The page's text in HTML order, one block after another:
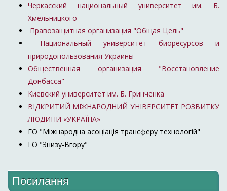
Черкасский национальный университет им. Б.
Хмельницкого
Правозащитная организация "Общая Цель"
Национальный университет биоресурсов и
природопользования Украины
Общественная организация "Восстановление
Донбасса"
Киевский университет им. Б. Гринченка
ВІДКРИТИЙ МІЖНАРОДНИЙ УНІВЕРСИТЕТ РОЗВИТКУ
ЛЮДИНИ «УКРАЇНА»
ГО "Міжнародна асоціація трансферу технологій"
ГО "Знизу-Вгору"
Посилання